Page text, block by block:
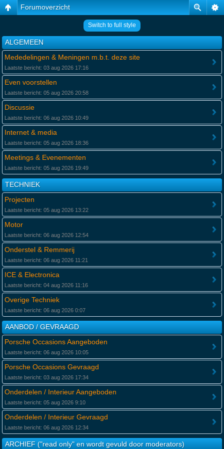
Forumoverzicht
Switch to full style
ALGEMEEN
Mededelingen & Meningen m.b.t. deze site
Laatste bericht: 03 aug 2026 17:16
Even voorstellen
Laatste bericht: 05 aug 2026 20:58
Discussie
Laatste bericht: 06 aug 2026 10:49
Internet & media
Laatste bericht: 05 aug 2026 18:36
Meetings & Evenementen
Laatste bericht: 05 aug 2026 19:49
TECHNIEK
Projecten
Laatste bericht: 05 aug 2026 13:22
Motor
Laatste bericht: 06 aug 2026 12:54
Onderstel & Remmerij
Laatste bericht: 06 aug 2026 11:21
ICE & Electronica
Laatste bericht: 04 aug 2026 11:16
Overige Techniek
Laatste bericht: 06 aug 2026 0:07
AANBOD / GEVRAAGD
Porsche Occasions Aangeboden
Laatste bericht: 06 aug 2026 10:05
Porsche Occasions Gevraagd
Laatste bericht: 03 aug 2026 17:34
Onderdelen / Interieur Aangeboden
Laatste bericht: 05 aug 2026 9:10
Onderdelen / Interieur Gevraagd
Laatste bericht: 06 aug 2026 12:34
ARCHIEF ("read only" en wordt gevuld door moderators)